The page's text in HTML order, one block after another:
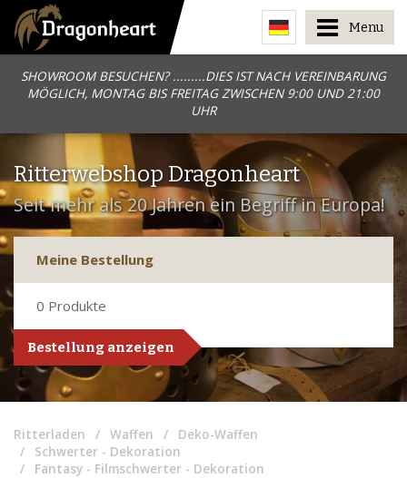
SHOWROOM BESUCHEN? .........DIES IST NACH VEREINBARUNG
MÖGLICH, MONTAG BIS FREITAG ZWISCHEN 9:00 UND 21:00
UHR
Menu
Ritterwebshop Dragonheart
Seit mehr als 20 Jahren ein Begriff in Europa!
Meine Bestellung
0 Produkte
Bestellung anzeigen
Ritterladen Waffen
Deko-Waffen
Schwerter - Dekoration
Fantasy - Filmschwerter - Dekoration